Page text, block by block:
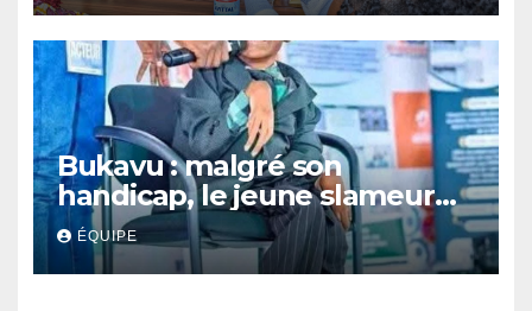
Bukavu : malgré son
handicap, le jeune slameur
Akonkwa Kenyata Bernard
lance un appel à la solidarité
pour poursuivre ses études
ÉQUIPE